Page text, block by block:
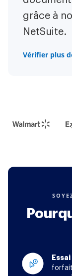
grâce à
NetSuite.
Vérifier plus
les
établir
Vérifier plus